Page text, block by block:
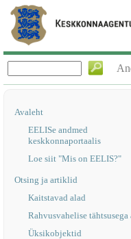
Avaleht
EELISe andmed
keskkonnaportaalis
Loe siit "Mis on EELIS?"
Otsing ja artiklid
Kaitstavad alad
Rahvusvahelise tähtsusega
Üksikobjektid